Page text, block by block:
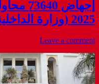
إجهاض
2025 (وزارة الداخلية)
Leave a comment